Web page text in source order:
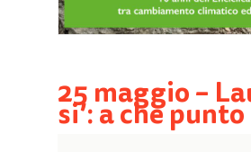
25 maggio –
si’: a che